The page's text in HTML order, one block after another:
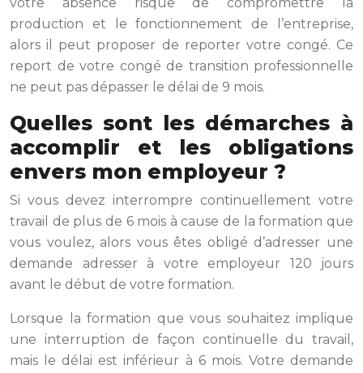
production et le fonctionnement de l’entreprise,
alors il peut proposer de reporter votre congé. Ce
report de votre congé de transition professionnelle
ne peut pas dépasser le délai de 9 mois.
Quelles sont les démarches à
accomplir et les obligations
envers mon employeur ?
Si vous devez interrompre continuellement votre
travail de plus de 6 mois à cause de la formation que
vous voulez, alors vous êtes obligé d’adresser une
demande adresser à votre employeur 120 jours
avant le début de votre formation.
Lorsque la formation que vous souhaitez implique
une interruption de façon continuelle du travail,
mais le délai est inférieur à 6 mois. Votre demande